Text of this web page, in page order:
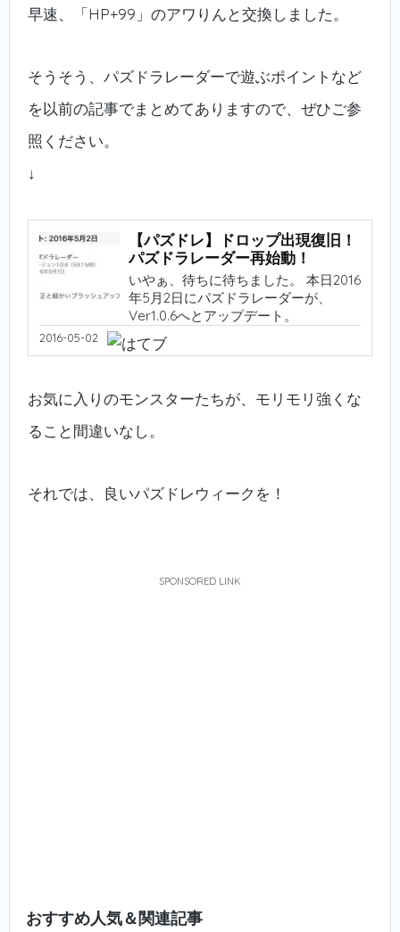
早速、「HP+99」のアワりんと交換しました。
そうそう、パズドラレーダーで遊ぶポイントなど
を以前の記事でまとめてありますので、ぜひご参
照ください。
↓
【パズドレ】ドロップ出現復旧！
パズドラレーダー再始動！
いやぁ、待ちに待ちました。 本日2016
年5月2日にパズドラレーダーが、
Ver1.0.6へとアップデート。
2016-05-02
お気に入りのモンスターたちが、モリモリ強くな
ること間違いなし。
それでは、良いパズドレウィークを！
SPONSORED LINK
おすすめ人気＆関連記事